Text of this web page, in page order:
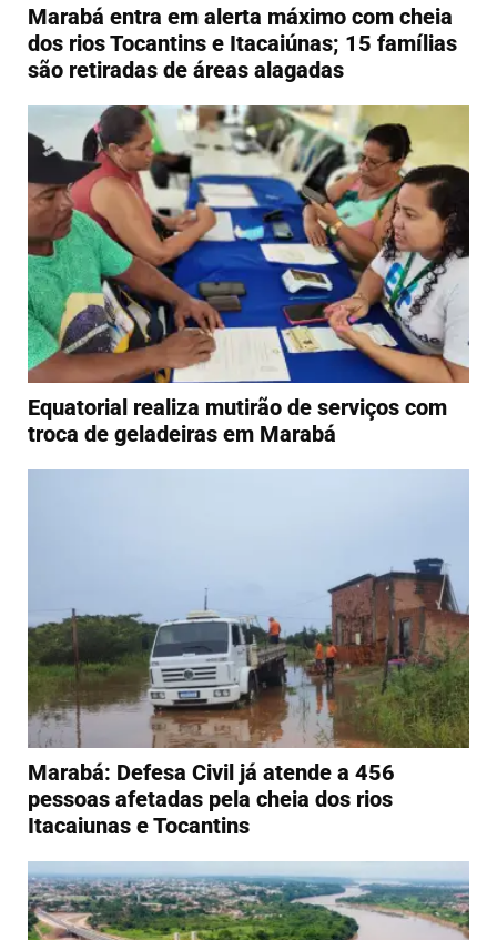
Marabá entra em alerta máximo com cheia
dos rios Tocantins e Itacaiúnas; 15 famílias
são retiradas de áreas alagadas
Equatorial realiza mutirão de serviços com
troca de geladeiras em Marabá
Marabá: Defesa Civil já atende a 456
pessoas afetadas pela cheia dos rios
Itacaiunas e Tocantins